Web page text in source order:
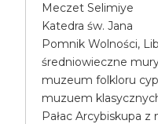
Meczet Selimiye
Katedra św. Jana
Pomnik Wolności,
średniowieczne
muzeum folkloru
muzuem
Pałac Arcybiskupa